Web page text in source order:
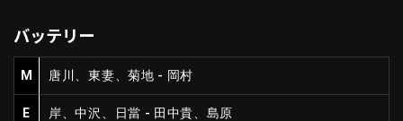
特定商取引法の表示
動画を検索（選手・チーム・プレー内容…）
バッテリー
M 唐川、東妻、菊地 - 岡村
E 岸、中沢、日當 - 田中貴、島原